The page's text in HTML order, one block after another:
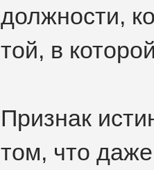
должности,
той, в
Признак
том, что